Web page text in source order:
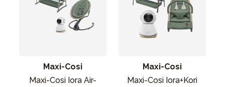
Maxi-Cosi
Maxi-Cosi Iora Air-
Maxi-Cosi
Maxi-Cosi Iora+Kori
Kontakt oss på
Butikken vår